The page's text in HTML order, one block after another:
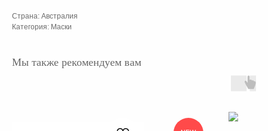
Страна: Австралия
Категория: Маски
Мы также рекомендуем вам